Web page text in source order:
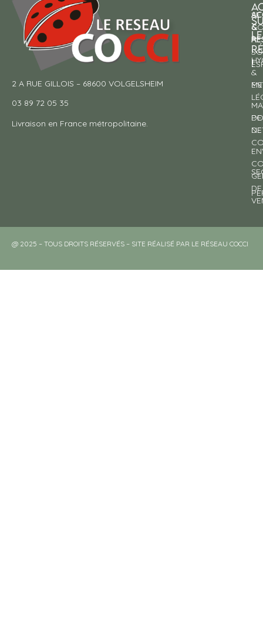
2 A RUE GILLOIS – 68600 VOLGELSHEIM
03 89 72 05 35
Livraison en France métropolitaine.
&
&
DE
SE
À
DE
DE
!
@ 2025 – TOUS DROITS RÉSERVÉS – SITE RÉALISÉ PAR LE RÉSEAU COCCI